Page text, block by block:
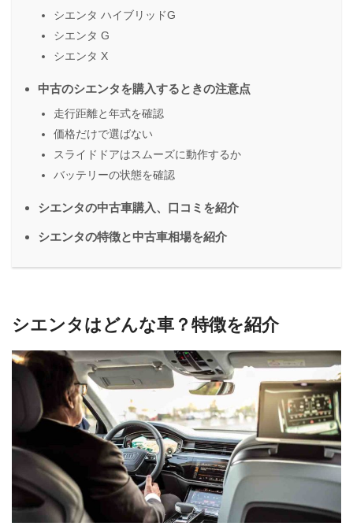
シエンタ ハイブリッドG
シエンタ G
シエンタ X
中古のシエンタを購入するときの注意点
走行距離と年式を確認
価格だけで選ばない
スライドドアはスムーズに動作するか
バッテリーの状態を確認
シエンタの中古車購入、口コミを紹介
シエンタの特徴と中古車相場を紹介
シエンタはどんな車？特徴を紹介